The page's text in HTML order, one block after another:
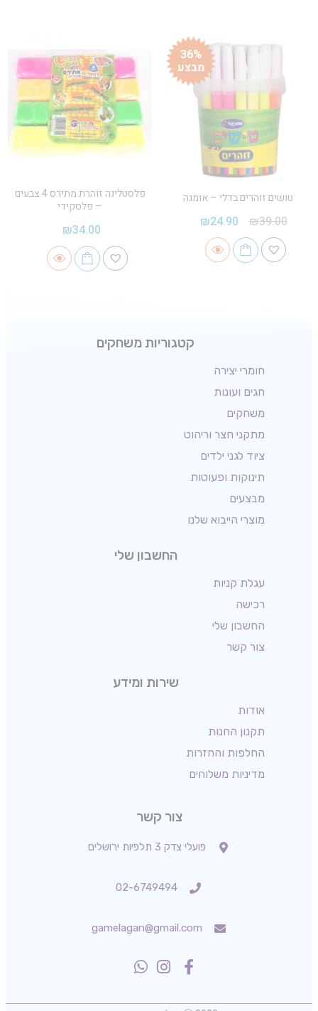
36%
מבצע
טושים זוהרים בדלי – אומגה
₪39.00
₪24.90
פלסטלינה זוהרת מתירס 4 צבעים
– פלסקידי
₪34.00
קטגוריות משחקים
חומרי יצירה
חגים ועונות
משחקים
מתקני חצר וריהוט
ציוד לגני ילדים
תינוקות ופעוטות
מבצעים
מוצרי הייבוא שלנו
החשבון שלי
עגלת קניות
רכישה
החשבון שלי
צור קשר
שירות ומידע
אודות
תקנון החנות
החלפות והחזרות
מדיניות משלוחים
צור קשר
פועלי צדק 3 תלפיות ירושלים
02-6749494
gamelagan@gmail.com